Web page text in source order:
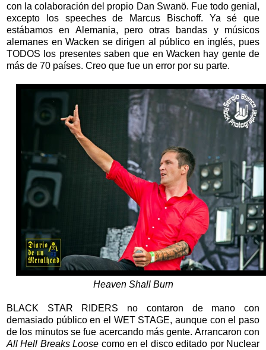
con la colaboración del propio Dan Swanö. Fue todo genial,
excepto los speeches de Marcus Bischoff. Ya sé que
estábamos en Alemania, pero otras bandas y músicos
alemanes en Wacken se dirigen al público en inglés, pues
TODOS los presentes saben que en Wacken hay gente de
más de 70 países. Creo que fue un error por su parte.
Heaven Shall Burn
BLACK STAR RIDERS no contaron de mano con
demasiado público en el WET STAGE, aunque con el paso
de los minutos se fue acercando más gente. Arrancaron con
All Hell Breaks Loose como en el disco editado por Nuclear